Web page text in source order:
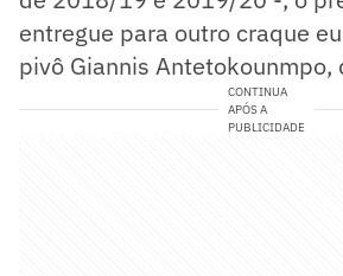
entregue para outro craque
pivô Giannis Antetokounmpo,
CONTINUA
APÓS A
PUBLICIDADE